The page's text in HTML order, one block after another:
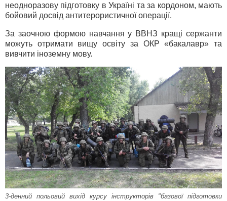
неодноразову підготовку в Україні та за кордоном, мають
бойовий досвід антитерористичної операції.
За заочною формою навчання у ВВНЗ кращі сержанти
можуть отримати вищу освіту за ОКР «бакалавр» та
вивчити іноземну мову.
3-денний польовий вихід курсу інструкторів "базової підготовки